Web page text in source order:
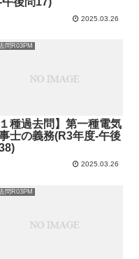
2025.03.26
問R03PM
１種過去問】第一種電気
士の義務(R3年度-午後
2025.03.26
問R03PM